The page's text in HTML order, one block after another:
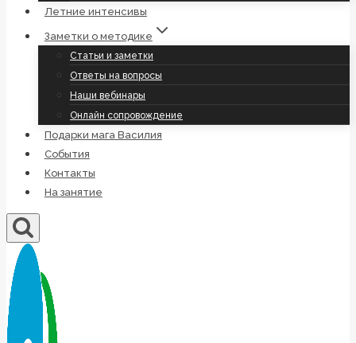
Летние интенсивы
Заметки о методике
Статьи и заметки
Ответы на вопросы
Наши вебинары
Онлайн сопровождение
Подарки мага Василия
События
Контакты
На занятие